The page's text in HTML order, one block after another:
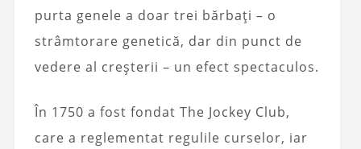
purta genele a doar trei bărbați – o
strâmtorare genetică, dar din punct de
vedere al creșterii – un efect spectaculos.
În 1750 a fost fondat The Jockey Club,
care a reglementat regulile curselor, iar